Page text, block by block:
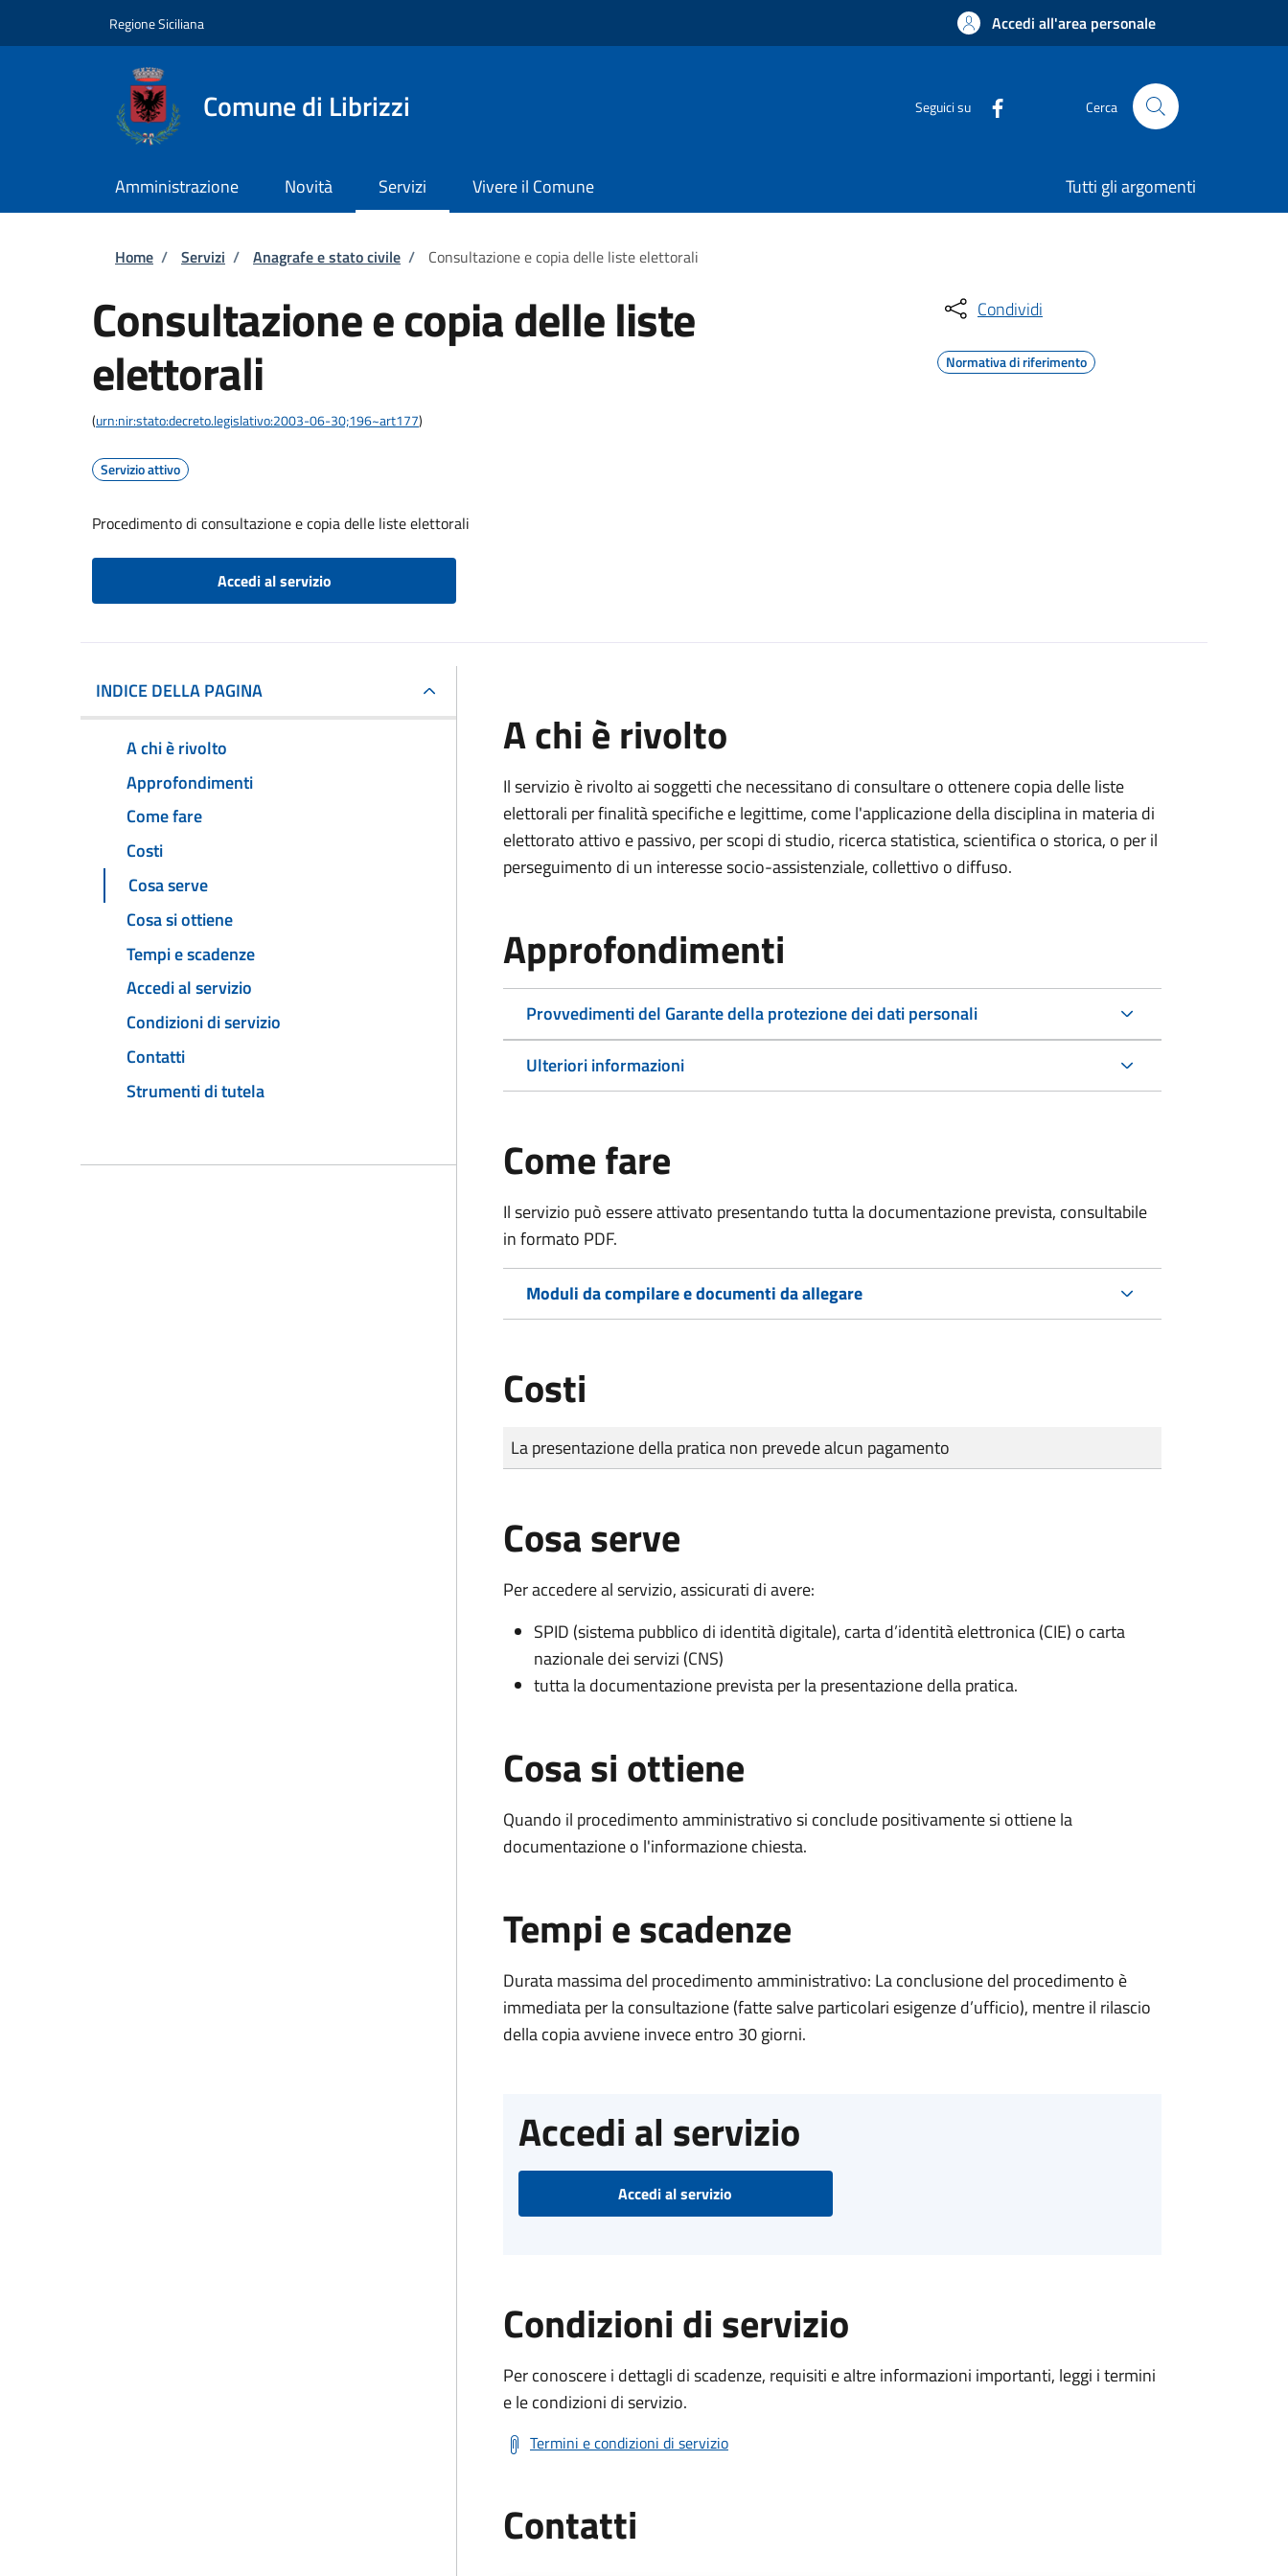
Regione Siciliana Accedi all'area personale
Comune di Librizzi Seguici su Cerca
Amministrazione Novità Servizi Vivere il Comune Tutti gli argomenti
Briciole di pane
Home / Servizi / Anagrafe e stato civile / Consultazione e copia delle liste elettorali
Consultazione e copia delle liste
elettorali
(urn:nir:stato:decreto.legislativo:2003-06-30;196~art177)
Servizio attivo
Procedimento di consultazione e copia delle liste elettorali
Accedi al servizio
Condividi
Normativa di riferimento
INDICE DELLA PAGINA
A chi è rivolto
Approfondimenti
Come fare
Costi
Cosa serve
Cosa si ottiene
Tempi e scadenze
Accedi al servizio
Condizioni di servizio
Contatti
Strumenti di tutela
A chi è rivolto
Il servizio è rivolto ai soggetti che necessitano di consultare o ottenere copia delle liste
elettorali per finalità specifiche e legittime, come l'applicazione della disciplina in materia di
elettorato attivo e passivo, per scopi di studio, ricerca statistica, scientifica o storica, o per il
perseguimento di un interesse socio-assistenziale, collettivo o diffuso.
Approfondimenti
Provvedimenti del Garante della protezione dei dati personali
Ulteriori informazioni
Come fare
Il servizio può essere attivato presentando tutta la documentazione prevista, consultabile
in formato PDF.
Moduli da compilare e documenti da allegare
Costi
Tipo di pagamento
Importo
La presentazione della pratica non prevede alcun pagamento
Cosa serve
Per accedere al servizio, assicurati di avere:
SPID (sistema pubblico di identità digitale), carta d’identità elettronica (CIE) o carta
nazionale dei servizi (CNS)
tutta la documentazione prevista per la presentazione della pratica.
Cosa si ottiene
Quando il procedimento amministrativo si conclude positivamente si ottiene la
documentazione o l'informazione chiesta.
Tempi e scadenze
Durata massima del procedimento amministrativo: La conclusione del procedimento è
immediata per la consultazione (fatte salve particolari esigenze d’ufficio), mentre il rilascio
della copia avviene invece entro 30 giorni.
Accedi al servizio
Accedi al servizio
Condizioni di servizio
Per conoscere i dettagli di scadenze, requisiti e altre informazioni importanti, leggi i termini
e le condizioni di servizio.
Termini e condizioni di servizio
Contatti